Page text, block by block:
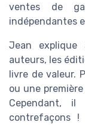
ventes de
indépendantes
Jean explique
auteurs, les
livre de valeur.
ou une
Cependant,
contrefaçons